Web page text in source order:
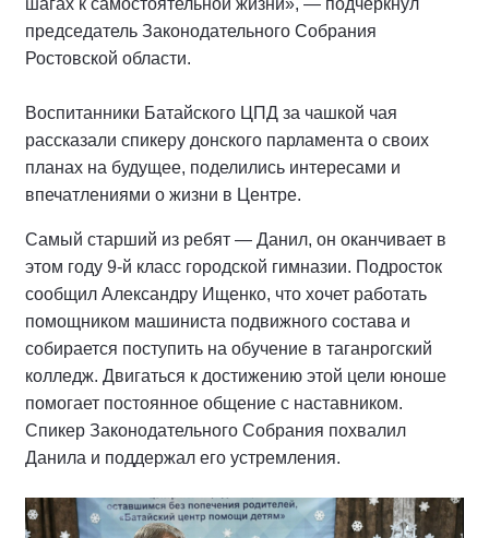
председатель Законодательного Собрания
Ростовской области.
Воспитанники Батайского ЦПД за чашкой чая
рассказали спикеру донского парламента о своих
планах на будущее, поделились интересами и
впечатлениями о жизни в Центре.
Самый старший из ребят — Данил, он оканчивает в
этом году 9-й класс городской гимназии. Подросток
сообщил Александру Ищенко, что хочет работать
помощником машиниста подвижного состава и
собирается поступить на обучение в таганрогский
колледж. Двигаться к достижению этой цели юноше
помогает постоянное общение с наставником.
Спикер Законодательного Собрания похвалил
Данила и поддержал его устремления.